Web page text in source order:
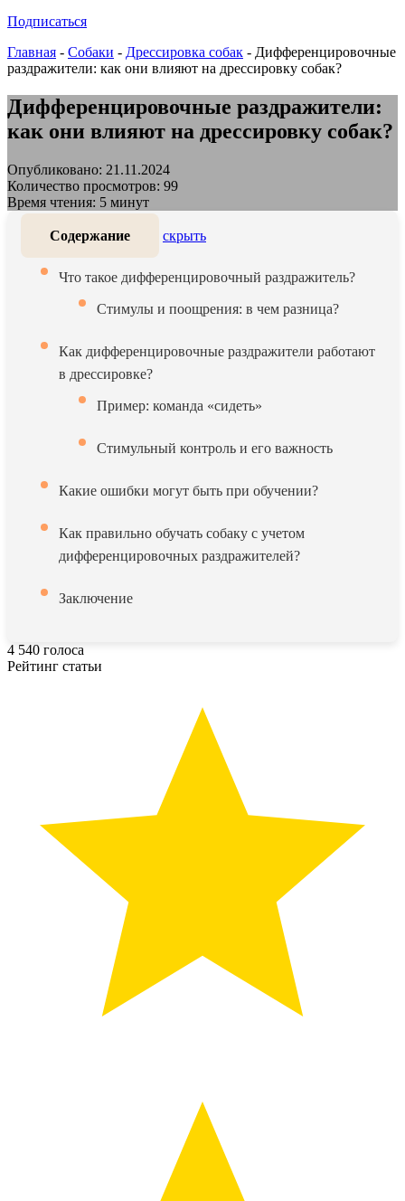
Подписаться
Главная - Собаки - Дрессировка собак - Дифференцировочные
раздражители: как они влияют на дрессировку собак?
Дифференцировочные раздражители:
как они влияют на дрессировку собак?
Опубликовано: 21.11.2024
Количество просмотров: 99
Время чтения: 5 минут
Содержание скрыть
Что такое дифференцировочный раздражитель?
Стимулы и поощрения: в чем разница?
Как дифференцировочные раздражители работают
в дрессировке?
Пример: команда «сидеть»
Стимульный контроль и его важность
Какие ошибки могут быть при обучении?
Как правильно обучать собаку с учетом
дифференцировочных раздражителей?
Заключение
4 540 голоса
Рейтинг статьи